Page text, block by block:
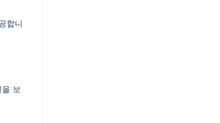
합니
보